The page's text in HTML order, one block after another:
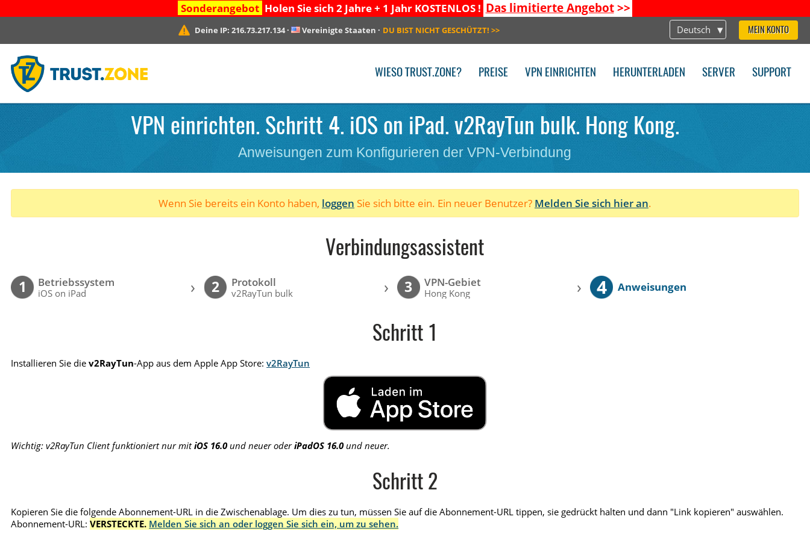
Sonderangebot Holen Sie sich 2 Jahre + 1 Jahr KOSTENLOS ! Das limitierte Angebot>>
Deutsch MEIN KONTO
Deine IP: 216.73.217.134· Vereinigte Staaten · DU BIST NICHT GESCHÜTZT! >>
WIESO TRUST.ZONE? PREISE VPN EINRICHTEN HERUNTERLADEN SERVER SUPPORT
VPN einrichten. Schritt 4. iOS on iPad. v2RayTun bulk. Hong Kong.
Anweisungen zum Konfigurieren der VPN-Verbindung
Wenn Sie bereits ein Konto haben, loggen Sie sich bitte ein. Ein neuer Benutzer? Melden Sie sich hier an.
Verbindungsassistent
1 Betriebssystem
iOS on iPad › 2 Protokoll
v2RayTun bulk › 3 VPN-Gebiet
Hong Kong › 4 Anweisungen
Schritt 1
Installieren Sie diev2RayTun-App aus dem Apple App Store:v2RayTun
Wichtig: v2RayTun Client funktioniert nur mitiOS 16.0und neuer oderiPadOS 16.0und neuer.
Schritt 2
Kopieren Sie die folgende Abonnement-URL in die Zwischenablage. Um dies zu tun, müssen Sie auf die Abonnement-URL tippen, sie gedrückt halten und dann "Link kopieren" auswählen.
Abonnement-URL: VERSTECKTE. Melden Sie sich an oder loggen Sie sich ein, um zu sehen.